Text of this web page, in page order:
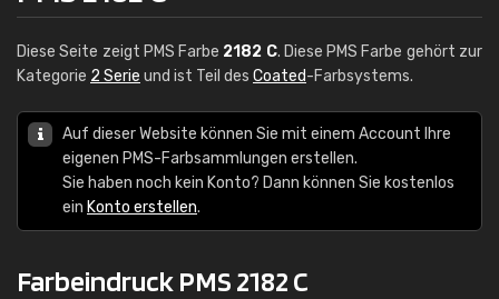
Diese Seite zeigt PMS Farbe 2182 C. Diese PMS Farbe gehört zur
Kategorie 2 Serie und ist Teil des Coated-Farbsystems.
Auf dieser Website können Sie mit einem Account Ihre
eigenen PMS-Farbsammlungen erstellen.
Sie haben noch kein Konto? Dann können Sie kostenlos
ein Konto erstellen.
Farbeindruck PMS 2182 C